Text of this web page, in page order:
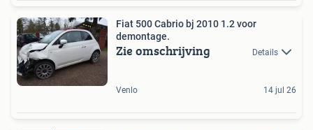
Fiat 500 Cabrio bj 2010 1.2 voor
demontage.
Zie omschrijving Details
Venlo 14 jul 26